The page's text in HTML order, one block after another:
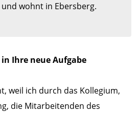
wohnt in Ebersberg.
in Ihre neue Aufgabe
weil ich durch das Kollegium,
die Mitarbeitenden des